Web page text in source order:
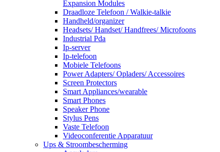
Expansion Modules
Draadloze Telefoon / Walkie-talkie
Handheld/organizer
Headsets/ Handset/ Handfrees/ Microfoons
Industrial Pda
Ip-server
Ip-telefoon
Mobiele Telefoons
Power Adapters/ Opladers/ Accessoires
Screen Protectors
Smart Appliances/wearable
Smart Phones
Speaker Phone
Stylus Pens
Vaste Telefoon
Videoconferentie Apparatuur
Ups & Stroombescherming